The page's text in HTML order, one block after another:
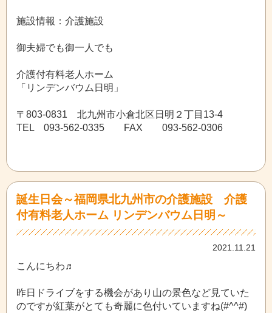
施設情報：介護施設
御夫婦でも御一人でも
介護付有料老人ホーム
「リンデンバウム日明」
〒803-0831 北九州市小倉北区日明２丁目13-4
TEL 093-562-0335 FAX 093-562-0306
誕生日会～福岡県北九州市の介護施設 介護
付有料老人ホーム リンデンバウム日明～
2021.11.21
こんにちわ♬
昨日ドライブをする機会があり山の景色など見ていた
のですが紅葉がとても奇麗に色付いていますね(#^^#)